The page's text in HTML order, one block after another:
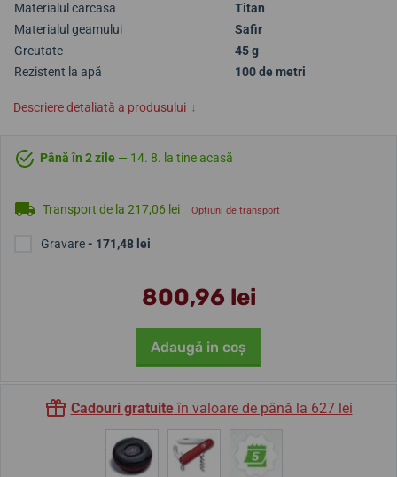
Materialul carcasa
Titan
Materialul geamului
Safir
Greutate
45 g
Rezistent la apă
100 de metri
Descriere detaliată a produsului ↓
Până în 2 zile — 14. 8. la tine acasă
Transport de la 217,06 lei Opțiuni de transport
Gravare- 171,48 lei
800,96 lei
Adaugă in coş
Cadouri gratuiteîn valoare de până la 627 lei